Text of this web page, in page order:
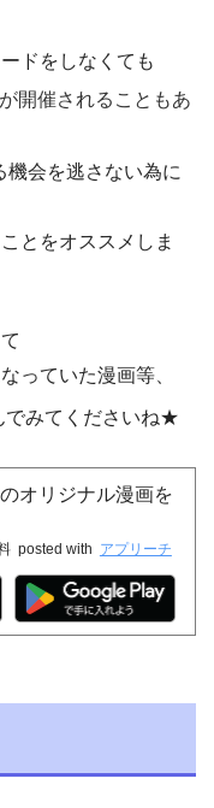
ドをしなくても
が開催されることもあ
会を逃さない為に
とをオススメしま
っていた漫画等、
でみてくださいね★
オリジナル漫画を
posted with アプリーチ